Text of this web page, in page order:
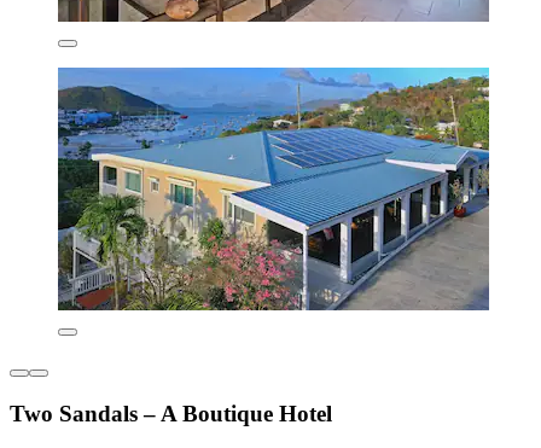
Two Sandals – A Boutique Hotel